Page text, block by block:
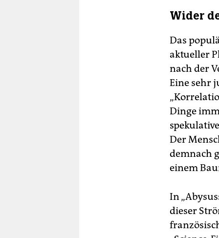
Wider
Das
aktueller
nach der
Eine sehr
Dinge
Der
demnach
einem
In
dieser